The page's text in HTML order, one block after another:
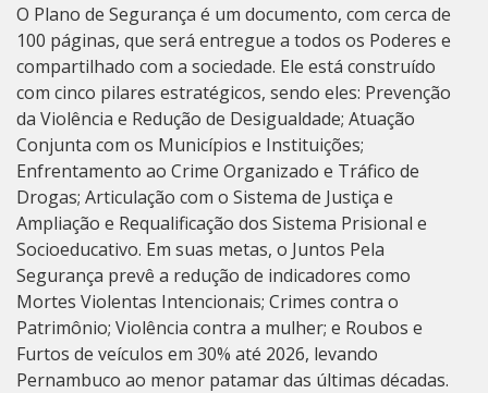
O Plano de Segurança é um documento, com cerca de
100 páginas, que será entregue a todos os Poderes e
compartilhado com a sociedade. Ele está construído
com cinco pilares estratégicos, sendo eles: Prevenção
da Violência e Redução de Desigualdade; Atuação
Conjunta com os Municípios e Instituições;
Enfrentamento ao Crime Organizado e Tráfico de
Drogas; Articulação com o Sistema de Justiça e
Ampliação e Requalificação dos Sistema Prisional e
Socioeducativo. Em suas metas, o Juntos Pela
Segurança prevê a redução de indicadores como
Mortes Violentas Intencionais; Crimes contra o
Patrimônio; Violência contra a mulher; e Roubos e
Furtos de veículos em 30% até 2026, levando
Pernambuco ao menor patamar das últimas décadas.